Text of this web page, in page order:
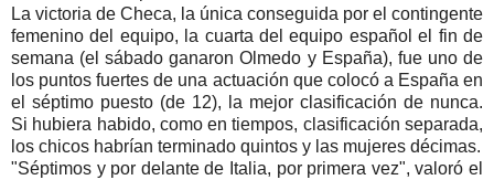
La victoria de Checa, la única conseguida por el contingente
femenino del equipo, la cuarta del equipo español el fin de
semana (el sábado ganaron Olmedo y España), fue uno de
los puntos fuertes de una actuación que colocó a España en
el séptimo puesto (de 12), la mejor clasificación de nunca.
Si hubiera habido, como en tiempos, clasificación separada,
los chicos habrían terminado quintos y las mujeres décimas.
"Séptimos y por delante de Italia, por primera vez", valoró el